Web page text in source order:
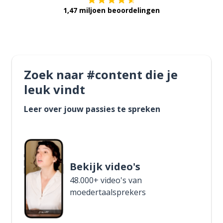
1,47 miljoen beoordelingen
Zoek naar #content die je
leuk vindt
Leer over jouw passies te spreken
Bekijk video's
48.000+ video's van
moedertaalsprekers